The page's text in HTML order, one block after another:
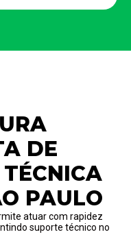
DE
PAULO
atuar com rapidez
suporte técnico no